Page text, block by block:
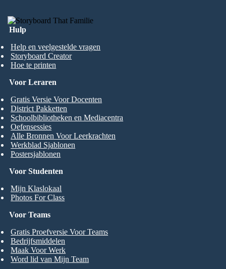
Hulp
Help en veelgestelde vragen
Storyboard Creator
Hoe te printen
Voor Studenten
Mijn Klaslokaal
Photos For Class
Voor Leraren
Gratis Versie Voor Docenten
District Pakketten
Schoolbibliotheken en Mediacentra
Oefensessies
Alle Bronnen Voor Leerkrachten
Werkblad Sjablonen
Postersjablonen
Voor Teams
Gratis Proefversie Voor Teams
Bedrijfsmiddelen
Maak Voor Werk
Word lid van Mijn Team